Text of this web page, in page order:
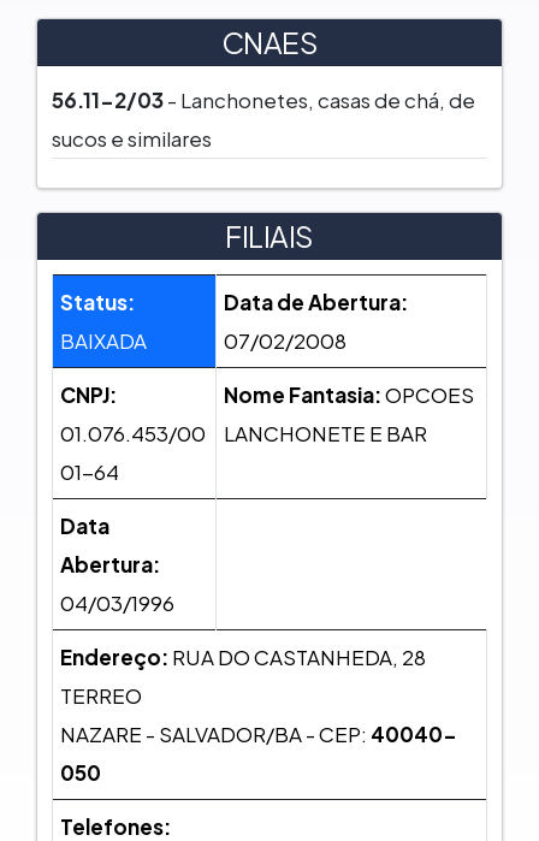
CNAES
56.11-2/03- Lanchonetes, casas de chá, de
sucos e similares
FILIAIS
Status:
BAIXADA
Data de Abertura:
07/02/2008
CNPJ:
01.076.453/00
01-64
Nome Fantasia:OPCOES
LANCHONETE E BAR
Data
Abertura:
04/03/1996
Endereço: RUA DO CASTANHEDA, 28
TERREO
NAZARE - SALVADOR/BA - CEP: 40040-
050
Telefones: